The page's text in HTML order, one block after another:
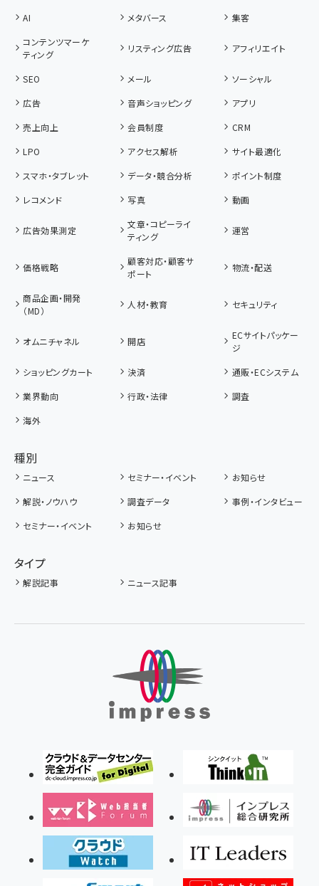
AI
メタバース
集客
コンテンツマーケ
ティング
リスティング広告 アフィリエイト
SEO メール
ソーシャル
広告
音声ショッピング
アプリ
売上向上
会員制度
CRM
LPO
アクセス解析
サイト最適化
スマホ・タブレット
データ・競合分析
ポイント制度
レコメンド
写真 動画
広告効果測定
文章・コピーライ
ティング
運営
価格戦略
顧客対応・顧客サ
ポート
物流・配送
商品企画・開発
（MD）
人材・教育 セキュリティ
オムニチャネル 開店
ECサイトパッケー
ジ
ショッピングカート
決済
通販・ECシステム
業界動向
行政・法律
調査
海外
種別
ニュース セミナー・イベント
お知らせ
解説・ノウハウ
調査データ
事例・インタビュー
セミナー・イベント
お知らせ
タイプ
解説記事 ニュース記事